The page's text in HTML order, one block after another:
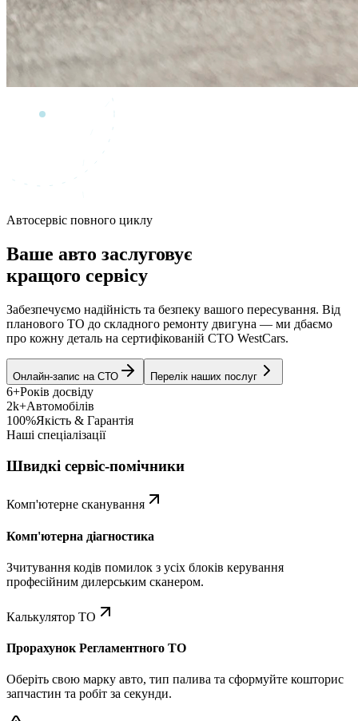
Автосервіс повного циклу
Ваше авто заслуговує
кращого сервісу
Забезпечуємо надійність та безпеку вашого пересування. Від
планового ТО до складного ремонту двигуна — ми дбаємо
про кожну деталь на сертифікованій СТО WestCars.
Онлайн-запис на СТО Перелік наших послуг
6+Років досвіду
2k+Автомобілів
100%Якість & Гарантія
Наші спеціалізації
Швидкі сервіс-помічники
Комп'ютерне сканування
Комп'ютерна діагностика
Зчитування кодів помилок з усіх блоків керування
професійним дилерським сканером.
Калькулятор ТО
Прорахунок Регламентного ТО
Оберіть свою марку авто, тип палива та сформуйте кошторис
запчастин та робіт за секунди.